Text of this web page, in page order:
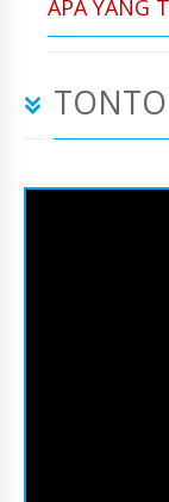
APA YANG